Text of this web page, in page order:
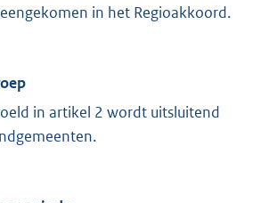
in het Regioakkoord.
in artikel 2 wordt uitsluitend